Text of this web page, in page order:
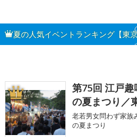
夏の人気イベントランキング【東京
1
第75回 江戸趣
の夏まつり／
老若男女問わず家族
の夏まつり